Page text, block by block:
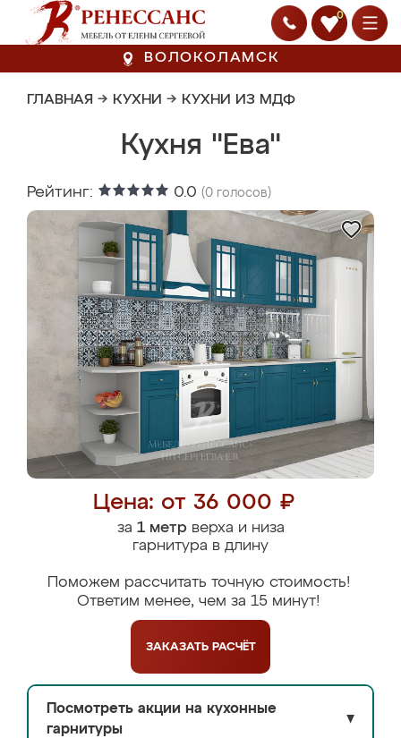
0
ВОЛОКОЛАМСК
ГЛАВНАЯ → КУХНИ → КУХНИ ИЗ МДФ
Кухня "Ева"
Рейтинг: 0.0 (0 голосов)
Цена: от 36 000 ₽
за 1 метрверха и низа
гарнитура в длину
Поможем рассчитать точную стоимость!
Ответим менее, чем за 15 минут!
ЗАКАЗАТЬ РАСЧЁТ
Посмотреть акции на кухонные
гарнитуры
▼